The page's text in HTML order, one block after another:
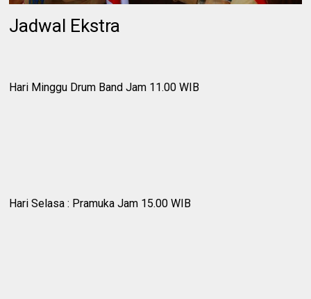
Jadwal Ekstra
Hari Minggu Drum Band Jam 11.00 WIB
Hari Selasa : Pramuka Jam 15.00 WIB